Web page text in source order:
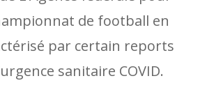
de football en
par certain reports
sanitaire COVID.